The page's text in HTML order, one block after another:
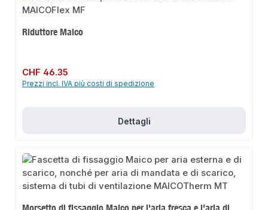
Riduttore Maico
Prezzo normale:
CHF 46.35
Prezzi incl. IVA più costi di spedizione
Dettagli
Morsetto di fissaggio Maico per l'aria fresca e l'aria di